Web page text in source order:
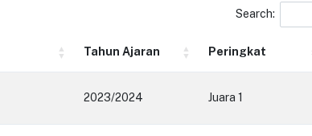
Search:
Tahun Ajaran Peringkat
2023/2024 Juara 1